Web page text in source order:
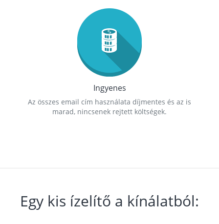
Ingyenes
Az összes email cím használata díjmentes és az is
marad, nincsenek rejtett költségek.
Egy kis ízelítő a kínálatból: